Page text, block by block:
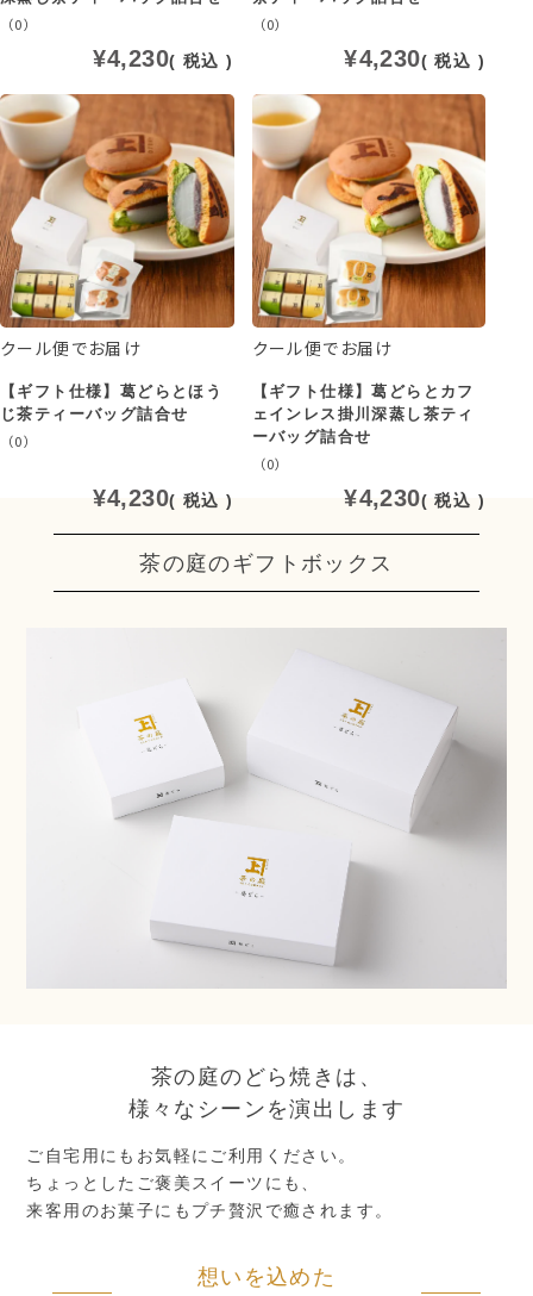
（0）
¥4,230 税込
（0）
¥4,230 税込
クール便でお届け
【ギフト仕様】葛どらとほう
じ茶ティーバッグ詰合せ
（0）
¥4,230 税込
クール便でお届け
【ギフト仕様】葛どらとカフ
ェインレス掛川深蒸し茶ティ
ーバッグ詰合せ
（0）
¥4,230 税込
茶の庭のギフトボックス
茶の庭のどら焼きは、
様々なシーンを演出します
ご自宅用にもお気軽にご利用ください。
ちょっとしたご褒美スイーツにも、
来客用のお菓子にもプチ贅沢で癒されます。
想いを込めた